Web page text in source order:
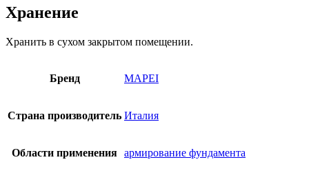
Хранение
Хранить в сухом закрытом помещении.
Бренд MAPEI
Страна производитель Италия
Области применения армирование фундамента